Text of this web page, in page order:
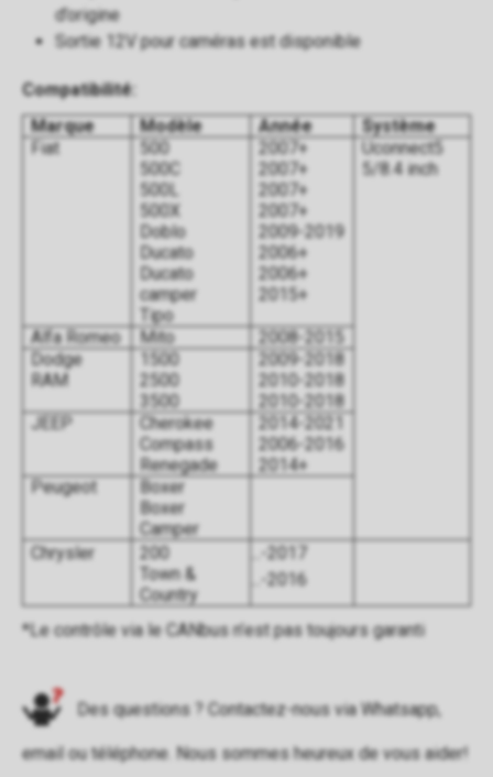
d’origine
Sortie 12V pour caméras est disponible
Compatibilité:
Marque
Modèle Année
Système
Fiat
500
500C
500L
500X
Doblo
Ducato
Ducato
camper
Tipo
2007+
2007+
2007+
2007+
2009-2019
2006+
2006+
2015+
Uconnect5
5/8.4 inch
Alfa Romeo Mito
2008-2015
Dodge
RAM
1500
2500
3500
2009-2018
2010-2018
2010-2018
JEEP
Cherokee
Compass
Renegade
2014-2021
2006-2016
2014+
Peugeot
Boxer
Boxer
Camper
Chrysler
200
Town &
Country
...-2017
...-2016
*Le contrôle via le CANbus n’est pas toujours garanti
Des questions ? Contactez-nous via Whatsapp,
emailoutéléphone. Nous sommes heureux de vous aider!